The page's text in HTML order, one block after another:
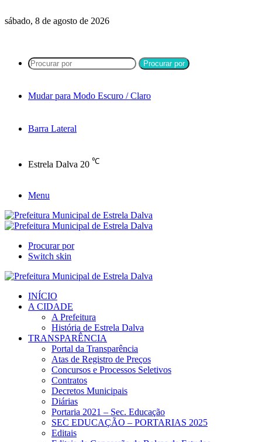
sábado, 8 de agosto de 2026
Procurar por
Mudar para Modo Escuro / Claro
Barra Lateral
Estrela Dalva 20 ℃
Menu
Procurar por
Switch skin
INÍCIO
A CIDADE
A Prefeitura
História de Estrela Dalva
TRANSPARÊNCIA
Portal da Transparência
Atas de Registro de Preços
Concursos e Processos Seletivos
Contratos
Decretos Municipais
Diárias
Portaria 2021 – Sec. Educação
SEC EDUCAÇÃO – PORTARIAS 2025
Editais